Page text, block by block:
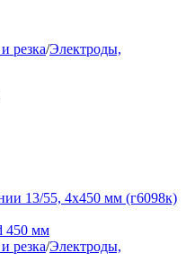
резка/Электроды,
13/55, 4х450 мм (г6098к)
450 мм
резка/Электроды,